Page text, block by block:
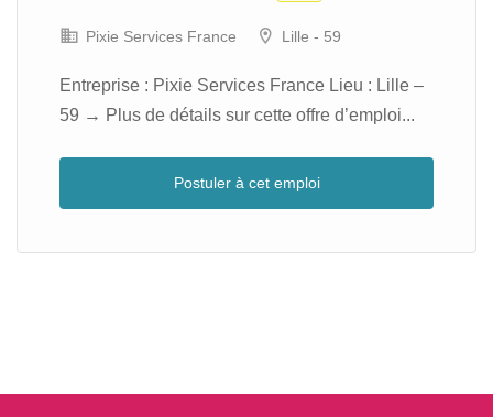
Pixie Services France Lille - 59
Entreprise : Pixie Services France Lieu : Lille –
59 → Plus de détails sur cette offre d’emploi...
Postuler à cet emploi